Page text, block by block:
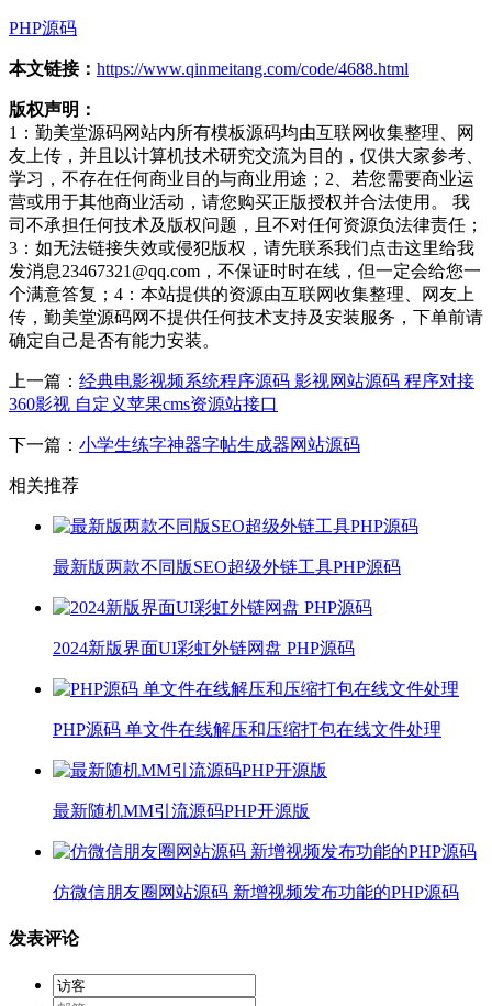
PHP源码
本文链接： https://www.qinmeitang.com/code/4688.html
版权声明：
1：勤美堂源码网站内所有模板源码均由互联网收集整理、网
友上传，并且以计算机技术研究交流为目的，仅供大家参考、
学习，不存在任何商业目的与商业用途；2、若您需要商业运
营或用于其他商业活动，请您购买正版授权并合法使用。 我
司不承担任何技术及版权问题，且不对任何资源负法律责任；
3：如无法链接失效或侵犯版权，请先联系我们点击这里给我
发消息23467321@qq.com，不保证时时在线，但一定会给您一
个满意答复；4：本站提供的资源由互联网收集整理、网友上
传，勤美堂源码网不提供任何技术支持及安装服务，下单前请
确定自己是否有能力安装。
上一篇： 经典电影视频系统程序源码 影视网站源码 程序对接
360影视 自定义苹果cms资源站接口
下一篇： 小学生练字神器字帖生成器网站源码
相关推荐
最新版两款不同版SEO超级外链工具PHP源码
2024新版界面UI彩虹外链网盘 PHP源码
PHP源码 单文件在线解压和压缩打包在线文件处理
最新随机MM引流源码PHP开源版
仿微信朋友圈网站源码 新增视频发布功能的PHP源码
发表评论